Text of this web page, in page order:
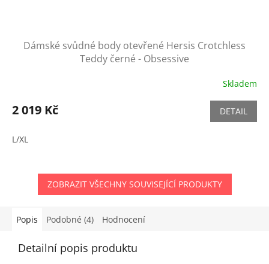
Dámské svůdné body otevřené Hersis Crotchless
Teddy černé - Obsessive
Skladem
2 019 Kč DETAIL
L/XL
ZOBRAZIT VŠECHNY SOUVISEJÍCÍ PRODUKTY
Popis Podobné (4) Hodnocení
Detailní popis produktu